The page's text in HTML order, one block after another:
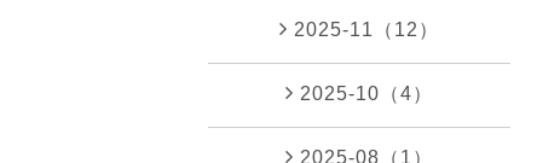
2025-11（12）
2025-10（4）
2025-08（1）